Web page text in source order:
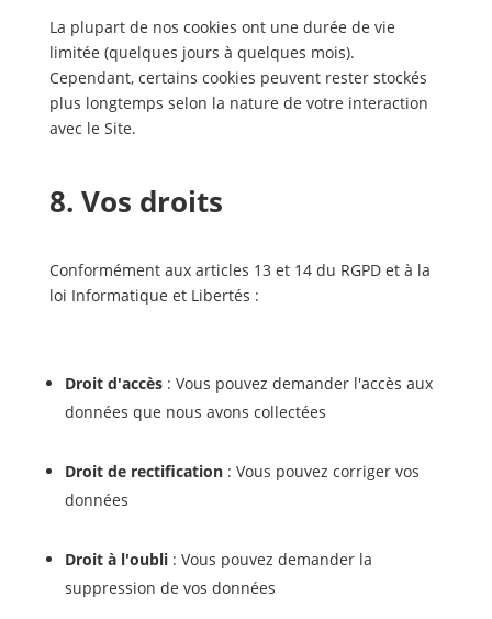
La plupart de nos cookies ont une durée de vie
limitée (quelques jours à quelques mois).
Cependant, certains cookies peuvent rester stockés
plus longtemps selon la nature de votre interaction
avec le Site.
8. Vos droits
Conformément aux articles 13 et 14 du RGPD et à la
loi Informatique et Libertés :
Droit d'accès: Vous pouvez demander l'accès aux
données que nous avons collectées
Droit de rectification: Vous pouvez corriger vos
données
Droit à l'oubli: Vous pouvez demander la
suppression de vos données